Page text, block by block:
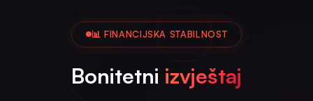
📊 FINANCIJSKA STABILNOST
Bonitetni izvještaj